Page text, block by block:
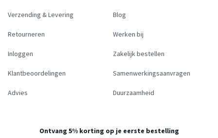
Verzending & Levering
Retourneren
Inloggen
Klantbeoordelingen
Advies
Blog
Werken bij
Zakelijk bestellen
Samenwerkingsaanvragen
Duurzaamheid
Ontvang 5% korting op je eerste bestelling